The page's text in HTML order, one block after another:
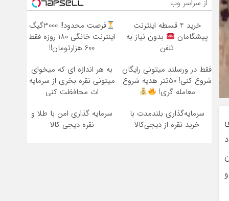
از سراسر وب
خرید 4 قسطه اینترنت
پیشگامان
بدون نیاز به
تلفن
فرصت محدود!! 3000گیگ
اینترنت خانگی 180 روزه فقط
600 هزارتومان!!
فقط در ورسلند میتونی رایگان
شروع کنی! 50تتر هدیه شروع
معامله گری!
به هر اندازه ای که میخوای
میتونی نقره بخری از سرمایه
ات محافظت کنی
سرمایه‌گذاری بلندمدت با
خرید نقره از دیجی‌کالا
سرمایه گذاری امن با طلا و
نقره دیجی کالا